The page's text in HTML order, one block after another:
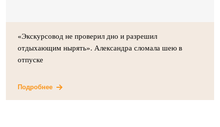
«Экскурсовод не проверил дно и разрешил
отдыхающим нырять». Александра сломала шею в
отпуске
Подробнее